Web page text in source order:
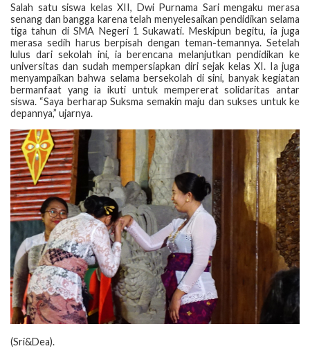
‎Salah satu siswa kelas XII, Dwi Purnama Sari mengaku merasa
senang dan bangga karena telah menyelesaikan pendidikan selama
tiga tahun di SMA Negeri 1 Sukawati. Meskipun begitu, ia juga
merasa sedih harus berpisah dengan teman-temannya. Setelah
lulus dari sekolah ini, ia berencana melanjutkan pendidikan ke
universitas dan sudah mempersiapkan diri sejak kelas XI. Ia juga
menyampaikan bahwa selama bersekolah di sini, banyak kegiatan
bermanfaat yang ia ikuti untuk mempererat solidaritas antar
siswa. “Saya berharap Suksma semakin maju dan sukses untuk ke
depannya,” ujarnya.
‎(‎Sri&Dea).